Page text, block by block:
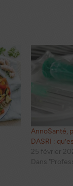
AnnoSanté,
DASRI :
25 février
Dans